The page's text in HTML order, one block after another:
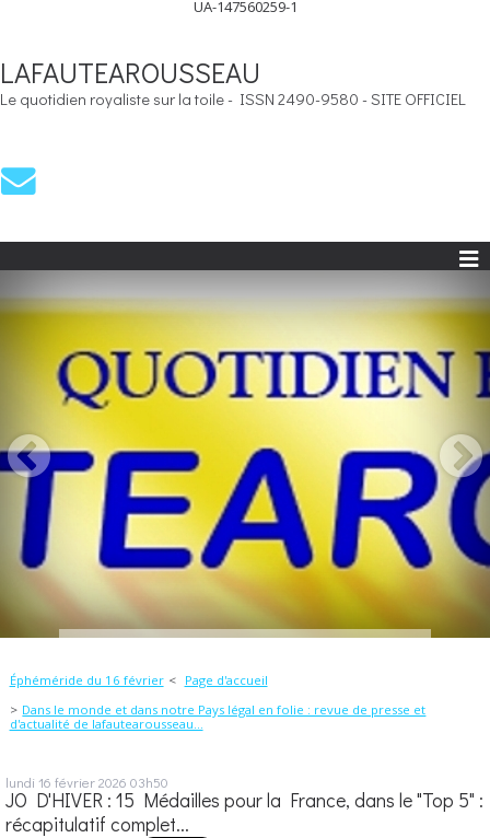
UA-147560259-1
LAFAUTEAROUSSEAU
Le quotidien royaliste sur la toile - ISSN 2490-9580 - SITE OFFICIEL
Éphéméride du 16 février
Page d'accueil
Dans le monde et dans notre Pays légal en folie : revue de presse et
d'actualité de lafautearousseau...
lundi 16 février 2026 03h50
JO D'HIVER : 15 Médailles pour la France, dans le "Top 5" :
récapitulatif complet...